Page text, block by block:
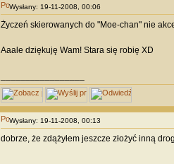
Wysłany: 19-11-2008, 00:06
Życzeń skierowanych do "Moe-chan" nie
Aaale dziękuję Wam! Stara się robię XD
Wysłany: 19-11-2008, 00:13
dobrze, że zdążyłem jeszcze złożyć inną